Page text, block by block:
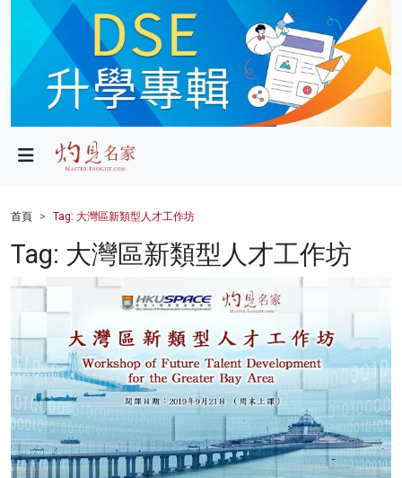
政局
財經
商業
科技
影片
名家榜
灼見活動
首頁 Tag: 大灣區新類型人才工作坊
Tag: 大灣區新類型人才工作坊